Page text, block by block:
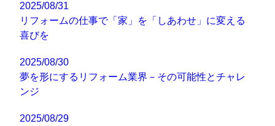
2025/08/31
リフォームの仕事で「家」を「しあわせ」に変える
喜びを
2025/08/30
夢を形にするリフォーム業界－その可能性とチャレ
ンジ
2025/08/29